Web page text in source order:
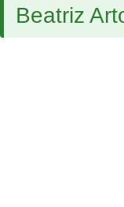
Beatriz